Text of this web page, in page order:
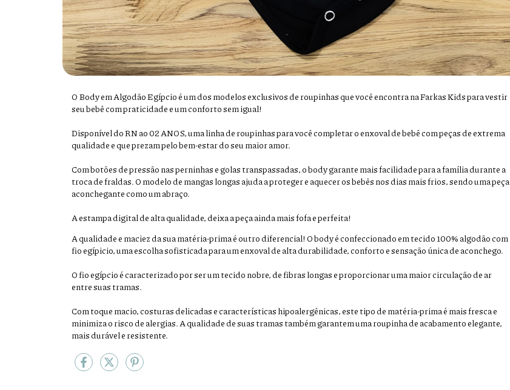
O Body em Algodão Egípcio é um dos modelos exclusivos de roupinhas que você encontra na Farkas Kids para vestir
seu bebê com praticidade e um conforto sem igual!
Disponível do RN ao 02 ANOS, uma linha de roupinhas para você completar o enxoval de bebê com peças de extrema
qualidade e que prezam pelo bem-estar do seu maior amor.
Com botões de pressão nas perninhas e golas transpassadas, o body garante mais facilidade para a família durante a
troca de fraldas. O modelo de mangas longas ajuda a proteger e aquecer os bebês nos dias mais frios, sendo uma peça
aconchegante como um abraço.
A estampa digital de alta qualidade, deixa a peça ainda mais fofa e perfeita!
A qualidade e maciez da sua matéria-prima é outro diferencial! O body é confeccionado em tecido 100% algodão com
fio egípicio, uma escolha sofisticada para um enxoval de alta durabilidade, conforto e sensação única de aconchego.
O fio egípcio é caracterizado por ser um tecido nobre, de fibras longas e proporcionar uma maior circulação de ar
entre suas tramas.
Com toque macio, costuras delicadas e características hipoalergênicas, este tipo de matéria-prima é mais fresca e
minimiza o risco de alergias. A qualidade de suas tramas também garantem uma roupinha de acabamento elegante,
mais durável e resistente.